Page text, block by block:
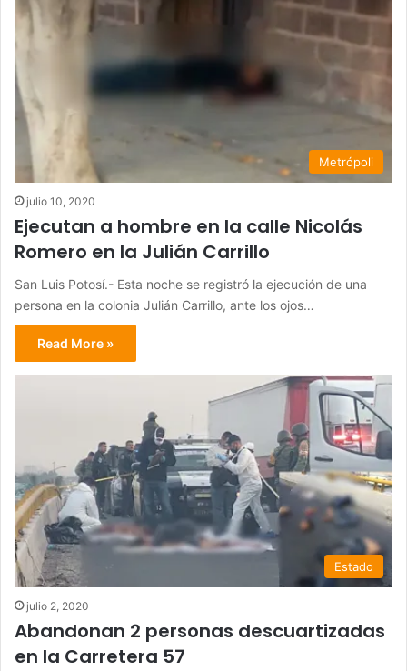
Metrópoli
julio 10, 2020
Ejecutan a hombre en la calle Nicolás
Romero en la Julián Carrillo
San Luis Potosí.- Esta noche se registró la ejecución de una
persona en la colonia Julián Carrillo, ante los ojos…
Read More »
Estado
julio 2, 2020
Abandonan 2 personas descuartizadas
en la Carretera 57